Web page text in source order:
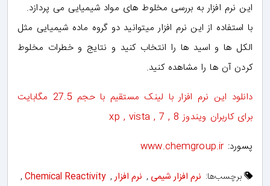
این نرم افزار به بررسی مخلوط های مواد شیمیایی می پردازد.
با استفاده از این نرم افزار میتوانید دو گروه ماده شیمیایی مثل
الکل ها و اسید ها را انتخاب کنید و نتایج و خطرات مخلوط
کردن آن ها را مشاهده کنید.
دانلود این نرم افزار با لینک مستقیم با حجم 27.5 مگابایت
برای کاربران ویندوز xp , vista , 7 , 8
پسورد: www.chemgroup.ir
برچسب‌ها: نرم افزار شیمی , نرم افزار ,
Chemical Reactivity
,